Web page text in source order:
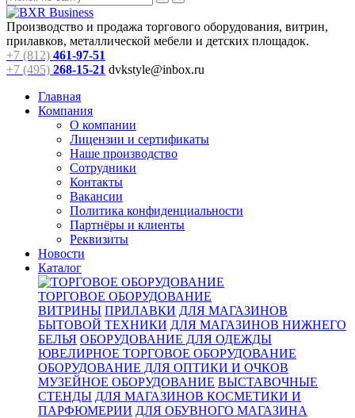
Производство и продажа торгового оборудования, витрин,
прилавков, металлической мебели и детских площадок.
+7 (812) 461-97-51
+7 (495) 268-15-21 dvkstyle@inbox.ru
Главная
Компания
О компании
Лицензии и сертификаты
Наше производство
Сотрудники
Контакты
Вакансии
Политика конфиденциальности
Партнёры и клиенты
Реквизиты
Новости
Каталог
ТОРГОВОЕ ОБОРУДОВАНИЕ
ВИТРИНЫ ПРИЛАВКИ ДЛЯ МАГАЗИНОВ
БЫТОВОЙ ТЕХНИКИ ДЛЯ МАГАЗИНОВ НИЖНЕГО
БЕЛЬЯ ОБОРУДОВАНИЕ ДЛЯ ОДЕЖДЫ
ЮВЕЛИРНОЕ ТОРГОВОЕ ОБОРУДОВАНИЕ
ОБОРУДОВАНИЕ ДЛЯ ОПТИКИ И ОЧКОВ
МУЗЕЙНОЕ ОБОРУДОВАНИЕ ВЫСТАВОЧНЫЕ
СТЕНДЫ ДЛЯ МАГАЗИНОВ КОСМЕТИКИ И
ПАРФЮМЕРИИ ДЛЯ ОБУВНОГО МАГАЗИНА